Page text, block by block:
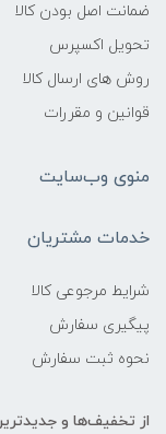
ضمانت اصل بودن کالا
تحویل اکسپرس
روش های ارسال کالا
قوانین و مقررات
منوی وب‌سایت
خدمات مشتریان
شرایط مرجوعی کالا
پیگیری سفارش
نحوه ثبت سفارش
از تخفیف‌ها و